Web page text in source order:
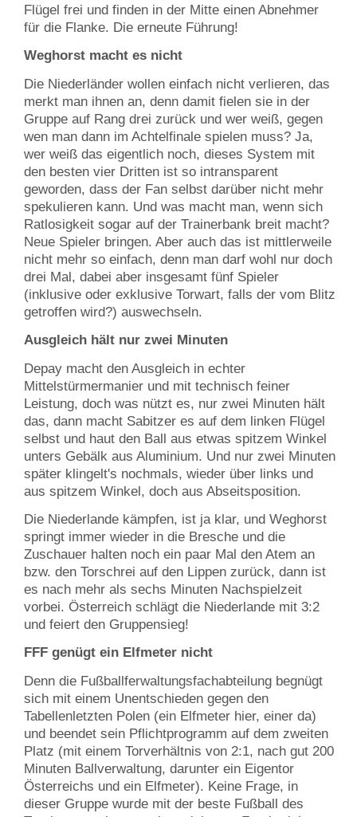
Flügel frei und finden in der Mitte einen Abnehmer
für die Flanke. Die erneute Führung!
Weghorst macht es nicht
Die Niederländer wollen einfach nicht verlieren, das
merkt man ihnen an, denn damit fielen sie in der
Gruppe auf Rang drei zurück und wer weiß, gegen
wen man dann im Achtelfinale spielen muss? Ja,
wer weiß das eigentlich noch, dieses System mit
den besten vier Dritten ist so intransparent
geworden, dass der Fan selbst darüber nicht mehr
spekulieren kann. Und was macht man, wenn sich
Ratlosigkeit sogar auf der Trainerbank breit macht?
Neue Spieler bringen. Aber auch das ist mittlerweile
nicht mehr so einfach, denn man darf wohl nur doch
drei Mal, dabei aber insgesamt fünf Spieler
(inklusive oder exklusive Torwart, falls der vom Blitz
getroffen wird?) auswechseln.
Ausgleich hält nur zwei Minuten
Depay macht den Ausgleich in echter
Mittelstürmermanier und mit technisch feiner
Leistung, doch was nützt es, nur zwei Minuten hält
das, dann macht Sabitzer es auf dem linken Flügel
selbst und haut den Ball aus etwas spitzem Winkel
unters Gebälk aus Aluminium. Und nur zwei Minuten
später klingelt's nochmals, wieder über links und
aus spitzem Winkel, doch aus Abseitsposition.
Die Niederlande kämpfen, ist ja klar, und Weghorst
springt immer wieder in die Bresche und die
Zuschauer halten noch ein paar Mal den Atem an
bzw. den Torschrei auf den Lippen zurück, dann ist
es nach mehr als sechs Minuten Nachspielzeit
vorbei. Österreich schlägt die Niederlande mit 3:2
und feiert den Gruppensieg!
FFF genügt ein Elfmeter nicht
Denn die Fußballferwaltungsfachabteilung begnügt
sich mit einem Unentschieden gegen den
Tabellenletzten Polen (ein Elfmeter hier, einer da)
und beendet sein Pflichtprogramm auf dem zweiten
Platz (mit einem Torverhältnis von 2:1, nach gut 200
Minuten Ballverwaltung, darunter ein Eigentor
Österreichs und ein Elfmeter). Keine Frage, in
dieser Gruppe wurde mit der beste Fußball des